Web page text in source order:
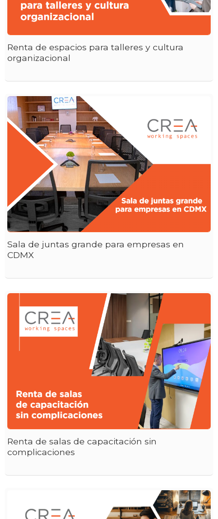
Renta de espacios para talleres y cultura
organizacional
Sala de juntas grande para empresas en
CDMX
Renta de salas de capacitación sin
complicaciones